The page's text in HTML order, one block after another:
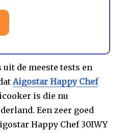
de meeste tests en
Aigostar Happy Chef
is die nu
Een zeer goed
Happy Chef 30IWY